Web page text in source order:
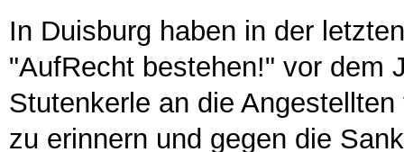
In Duisburg haben in der
"AufRecht bestehen!" vor dem
Stutenkerle an die
zu erinnern und gegen die